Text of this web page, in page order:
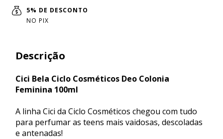
5% DE DESCONTO
NO PIX
Descrição
Cici Bela Ciclo Cosméticos Deo Colonia
Feminina 100ml
A linha Cici da Ciclo Cosméticos chegou com tudo
para perfumar as teens mais vaidosas, descoladas
e antenadas!